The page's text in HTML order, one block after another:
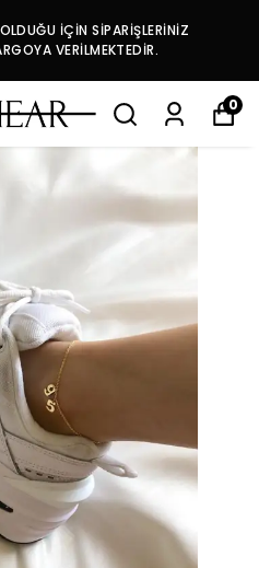
İÇİN SİPARİŞLERİNİZ
VERİLMEKTEDİR.
0